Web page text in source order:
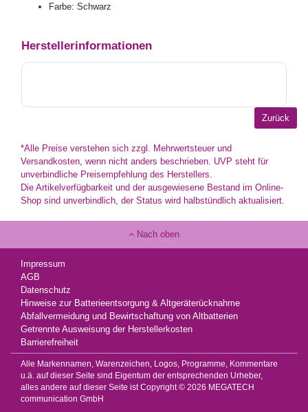
Farbe: Schwarz
Herstellerinformationen
*Alle Preise verstehen sich zzgl. Mehrwertsteuer und
Versandkosten, wenn nicht anders beschrieben. UVP steht für
unverbindliche Preisempfehlung des Herstellers.
Die Artikelverfügbarkeit und der ausgewiesene Bestand im Online-
Shop sind unverbindlich, der Status wird halbstündlich aktualisiert.
Nach oben
Impressum
AGB
Datenschutz
Hinweise zur Batterieentsorgung & Altgeräterücknahme
Abfallvermeidung und Bewirtschaftung von Altbatterien
Getrennte Ausweisung der Herstellerkosten
Barrierefreiheit
Alle Markennamen, Warenzeichen, Logos, Programme, Kommentare
u.ä. auf dieser Seite sind Eigentum der entsprechenden Urheber,
alles andere auf dieser Seite ist Copyright © 2026 MEGATECH
communication GmbH